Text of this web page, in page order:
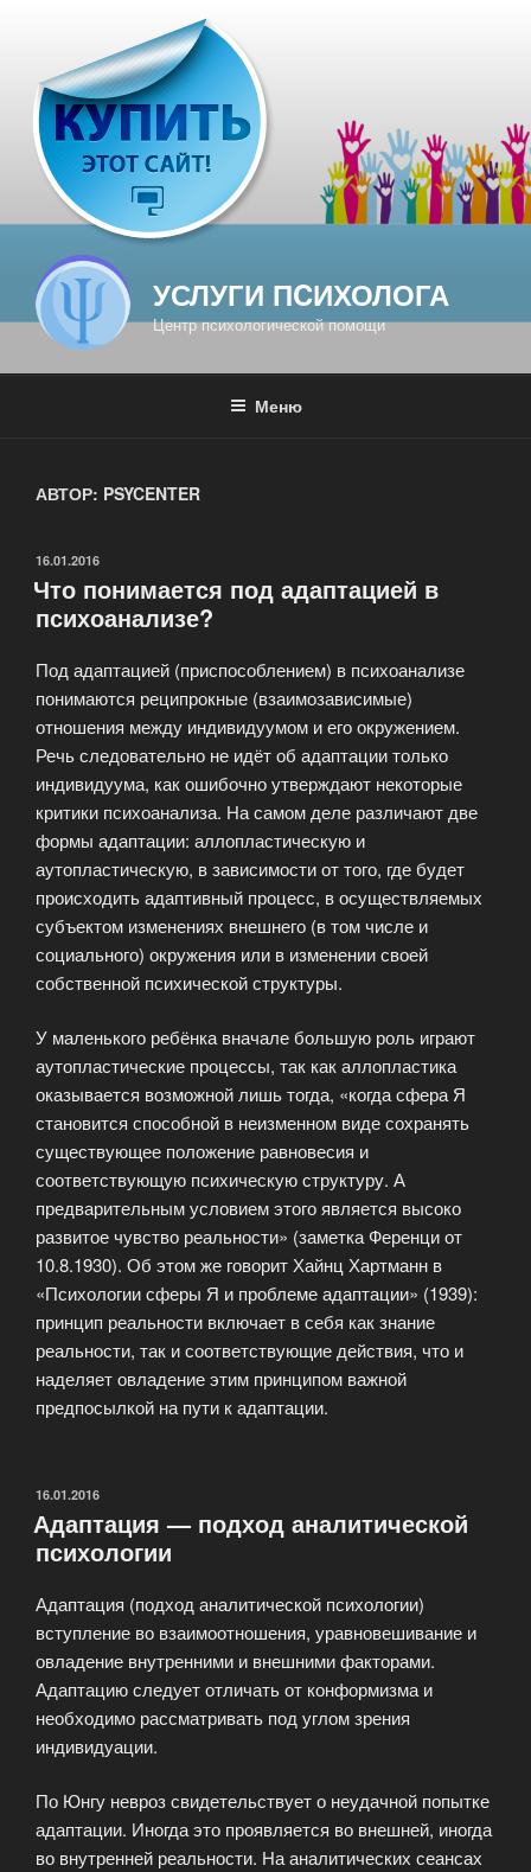
содержимому
УСЛУГИ ПCИХОЛОГА
Центр психологической помощи
Меню
АВТОР: PSYCENTER
ОПУБЛИКОВАНО
16.01.2016
Что понимается под адаптацией в
психоанализе?
Под адаптацией (приспособлением) в психоанализе
понимаются реципрокные (взаимозависимые)
отношения между индивидуумом и его окружением.
Речь следовательно не идёт об адаптации только
индивидуума, как ошибочно утверждают некоторые
критики психоанализа. На самом деле различают две
формы адаптации: аллопластическую и
аутопластическую, в зависимости от того, где будет
происходить адаптивный процесс, в осуществляемых
субъектом изменениях внешнего (в том числе и
социального) окружения или в изменении своей
собственной психической структуры.
У маленького ребёнка вначале большую роль играют
аутопластические процессы, так как аллопластика
оказывается возможной лишь тогда, «когда сфера Я
становится способной в неизменном виде сохранять
существующее положение равновесия и
соответствующую психическую структуру. А
предварительным условием этого является высоко
развитое чувство реальности» (заметка Ференци от
10.8.1930). Об этом же говорит Хайнц Хартманн в
«Психологии сферы Я и проблеме адаптации» (1939):
принцип реальности включает в себя как знание
реальности, так и соответствующие действия, что и
наделяет овладение этим принципом важной
предпосылкой на пути к адаптации.
ОПУБЛИКОВАНО
16.01.2016
Адаптация — подход аналитической
психологии
Адаптация (подход аналитической психологии)
вступление во взаимоотношения, уравновешивание и
овладение внутренними и внешними факторами.
Адаптацию следует отличать от конформизма и
необходимо рассматривать под углом зрения
индивидуации.
По Юнгу невроз свидетельствует о неудачной попытке
адаптации. Иногда это проявляется во внешней, иногда
во внутренней реальности. На аналитических сеансах